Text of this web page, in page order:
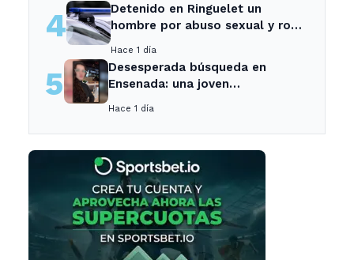
4
Detenido en Ringuelet un
hombre por abuso sexual y robo
Hace 1 día
5
Desesperada búsqueda en
Ensenada: una joven
Hace 1 día